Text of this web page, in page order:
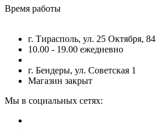
Время работы
г. Тирасполь, ул. 25 Октября, 84
10.00 - 19.00 ежедневно
г. Бендеры, ул. Советская 1
Магазин закрыт
Мы в социальных сетях: